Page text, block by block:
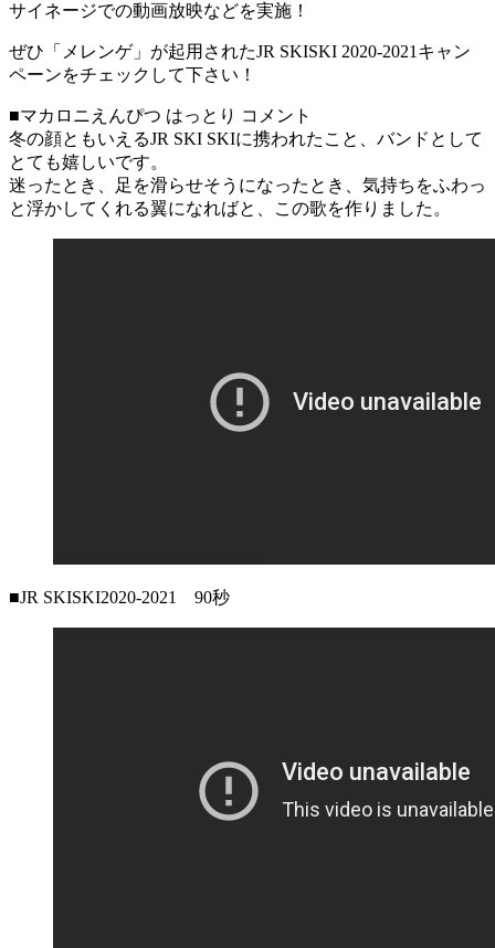
サイネージでの動画放映などを実施！
ぜひ「メレンゲ」が起用されたJR SKISKI 2020-2021キャン
ペーンをチェックして下さい！
■マカロニえんぴつ はっとり コメント
冬の顔ともいえるJR SKI SKIに携われたこと、バンドとして
とても嬉しいです。
迷ったとき、足を滑らせそうになったとき、気持ちをふわっ
と浮かしてくれる翼になればと、この歌を作りました。
■JR SKISKI2020-2021 90秒